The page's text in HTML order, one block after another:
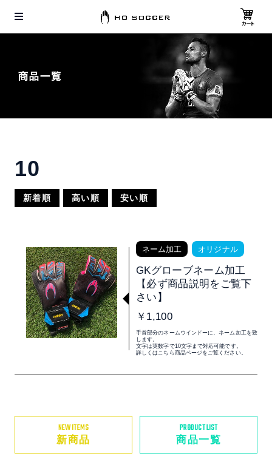
10
新着順 高い順 安い順
ネーム加工 オリジナル
GKグローブネーム加工
【必ず商品説明をご覧下
さい】
￥1,100
手首部分のネームウインドーに、ネーム加工を致
します。
文字は英数字で10文字まで対応可能です。
詳しくはこちら商品ページをご覧ください。
NEW ITEMS
新商品
PRODUCT LIST
商品一覧